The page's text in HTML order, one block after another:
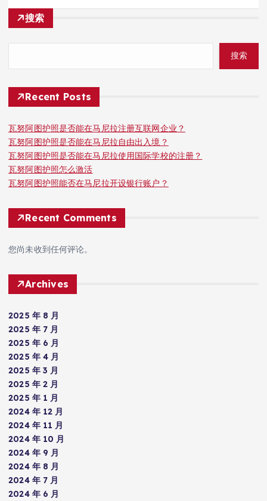
搜索
搜索
Recent Posts
瓦努阿图护照是否能在马尼拉注册互联网企业？
瓦努阿图护照是否能在马尼拉自由出入境？
瓦努阿图护照是否能在马尼拉使用国际学校的注册？
瓦努阿图护照怎么激活
瓦努阿图护照能否在马尼拉开设银行账户？
Recent Comments
您尚未收到任何评论。
Archives
2025 年 8 月
2025 年 7 月
2025 年 6 月
2025 年 4 月
2025 年 3 月
2025 年 2 月
2025 年 1 月
2024 年 12 月
2024 年 11 月
2024 年 10 月
2024 年 9 月
2024 年 8 月
2024 年 7 月
2024 年 6 月